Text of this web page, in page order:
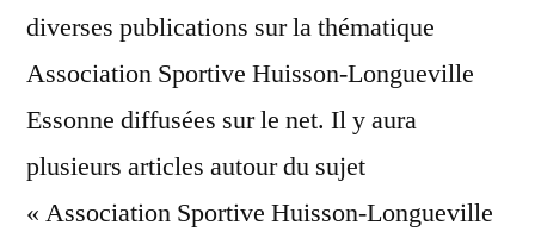
diverses publications sur la thématique
Association Sportive Huisson-Longueville
Essonne diffusées sur le net. Il y aura
plusieurs articles autour du sujet
« Association Sportive Huisson-Longueville